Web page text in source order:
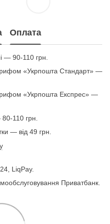
Оплата
— 90-110 грн.
«Укрпошта Стандарт» —
«Укрпошта Експрес» —
110 грн.
— від 49 грн.
LiqPay.
Приватбанк.